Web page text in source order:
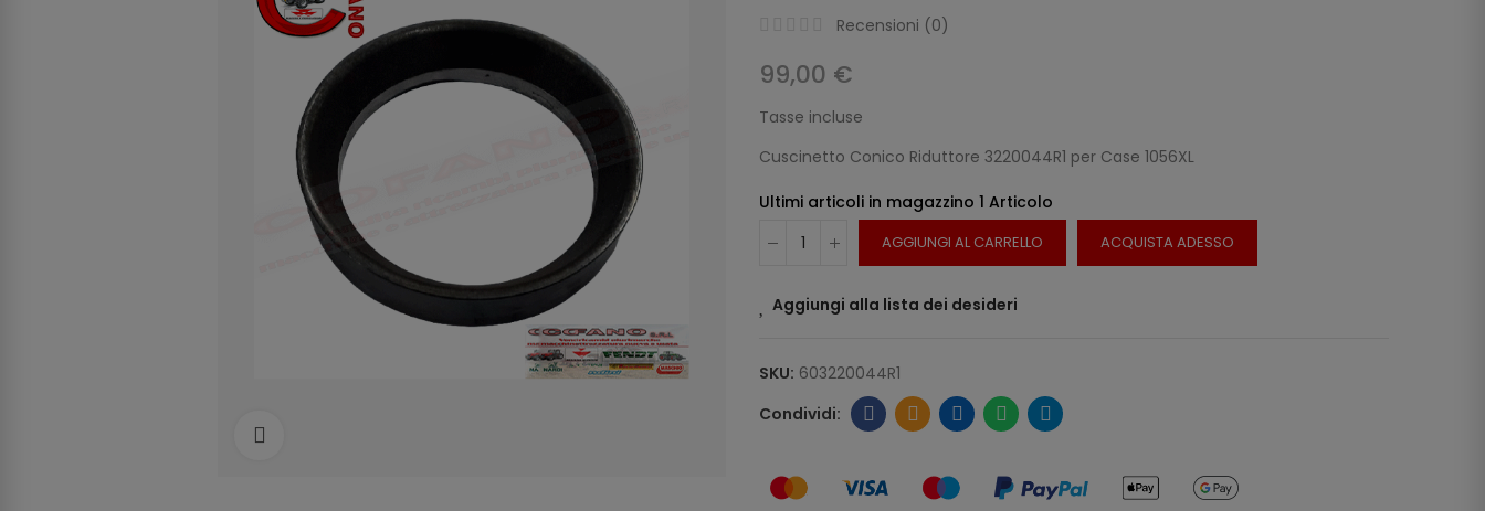
Recensioni (0)
99,00 €
Tasse incluse
Cuscinetto Conico Riduttore 3220044R1 per Case 1056XL
Ultimi articoli in magazzino 1 Articolo
AGGIUNGI AL CARRELLO ACQUISTA ADESSO
Aggiungi alla lista dei desideri
SKU: 603220044R1